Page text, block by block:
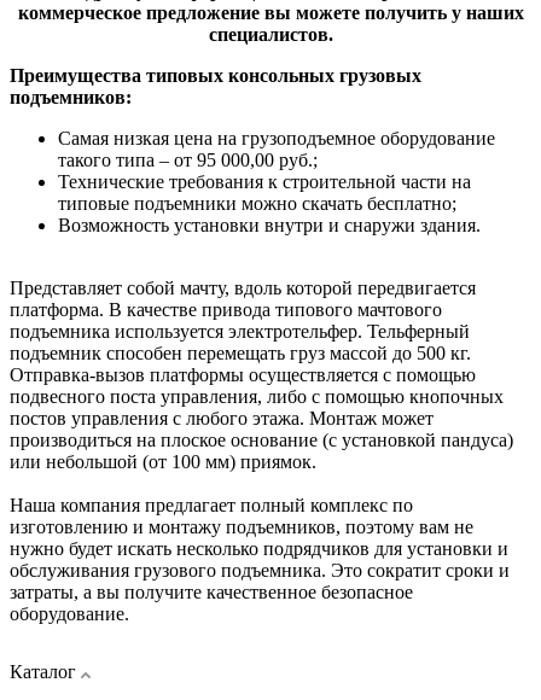
коммерческое предложение вы можете получить у наших
специалистов.
Преимущества типовых консольных грузовых
подъемников:
Самая низкая цена на грузоподъемное оборудование
такого типа – от 95 000,00 руб.;
Технические требования к строительной части на
типовые подъемники можно скачать бесплатно;
Возможность установки внутри и снаружи здания.
Представляет собой мачту, вдоль которой передвигается
платформа. В качестве привода типового мачтового
подъемника используется электротельфер. Тельферный
подъемник способен перемещать груз массой до 500 кг.
Отправка-вызов платформы осуществляется с помощью
подвесного поста управления, либо с помощью кнопочных
постов управления с любого этажа. Монтаж может
производиться на плоское основание (с установкой пандуса)
или небольшой (от 100 мм) приямок.
Наша компания предлагает полный комплекс по
изготовлению и монтажу подъемников, поэтому вам не
нужно будет искать несколько подрядчиков для установки и
обслуживания грузового подъемника. Это сократит сроки и
затраты, а вы получите качественное безопасное
оборудование.
Каталог